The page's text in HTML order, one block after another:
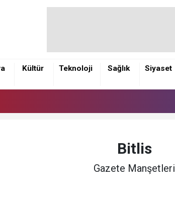
Kültür Teknoloji Sağlık Siyaset
Bitlis
Gazete Manşetleri